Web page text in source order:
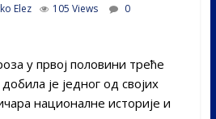
Elez 105 Views
0
у првој половини треће
је једног од својих
националне историје и